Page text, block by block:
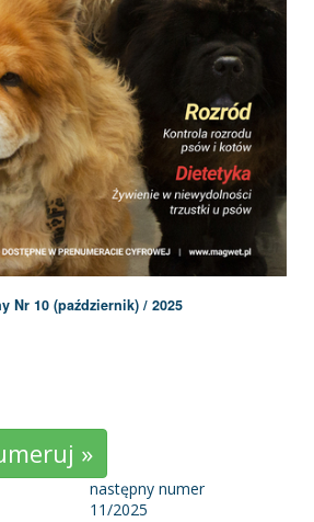
Nr 10 (październik) / 2025
»
następny numer
11/2025